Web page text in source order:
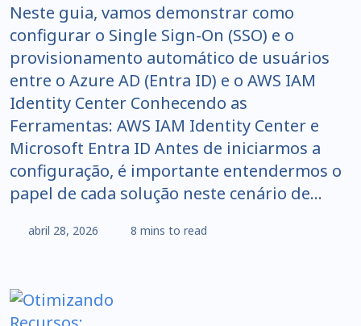
Neste guia, vamos demonstrar como
configurar o Single Sign-On (SSO) e o
provisionamento automático de usuários
entre o Azure AD (Entra ID) e o AWS IAM
Identity Center Conhecendo as
Ferramentas: AWS IAM Identity Center e
Microsoft Entra ID Antes de iniciarmos a
configuração, é importante entendermos o
papel de cada solução neste cenário de…
abril 28, 2026 8 mins to read